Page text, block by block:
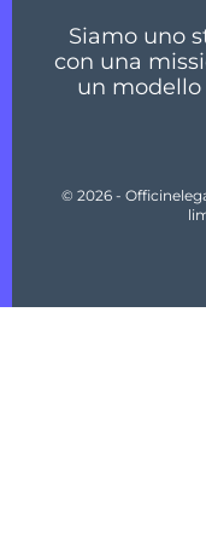
Siamo uno
con una
un modello
© 2026 -